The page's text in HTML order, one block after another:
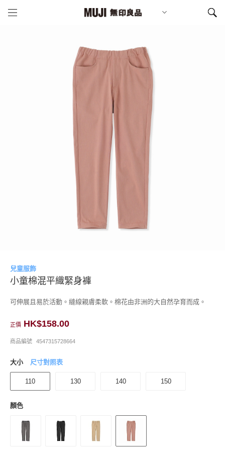
兒童服飾
小童棉混平織緊身褲
可伸展且易於活動。縫線親膚柔軟。棉花由非洲的大自然孕育而成。
正價 HK$158.00
商品編號 4547315728664
大小 尺寸對照表
110 130 140 150
顏色